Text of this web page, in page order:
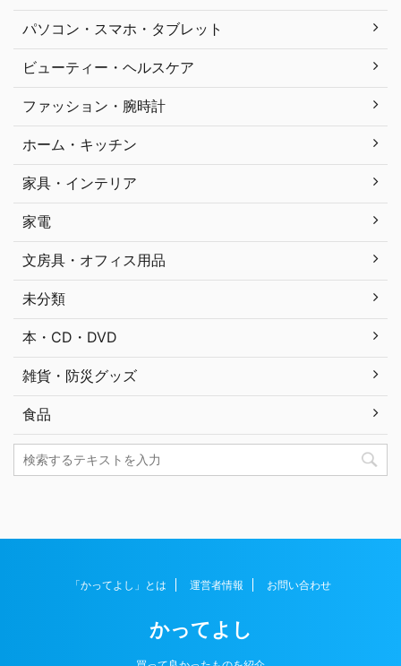
パソコン・スマホ・タブレット
ビューティー・ヘルスケア
ファッション・腕時計
ホーム・キッチン
家具・インテリア
家電
文房具・オフィス用品
未分類
本・CD・DVD
雑貨・防災グッズ
食品
「かってよし」とは 運営者情報 お問い合わせ
かってよし